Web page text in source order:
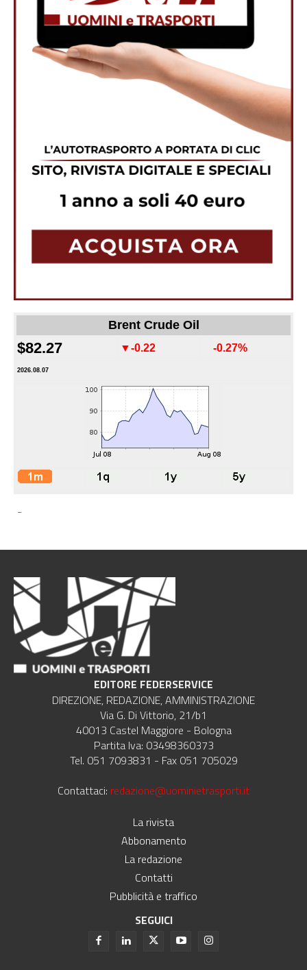
Brent Crude Oil
$82.27 ▼-0.22 -0.27%
2026.08.07
-
EDITORE FEDERSERVICE
DIREZIONE, REDAZIONE, AMMINISTRAZIONE
Via G. Di Vittorio, 21/b1
40013 Castel Maggiore - Bologna
Partita Iva: 03498360373
Tel. 051 7093831 - Fax 051 705029
Contattaci: redazione@uominietrasporti.it
La rivista
Abbonamento
La redazione
Contatti
Pubblicità e traffico
SEGUICI